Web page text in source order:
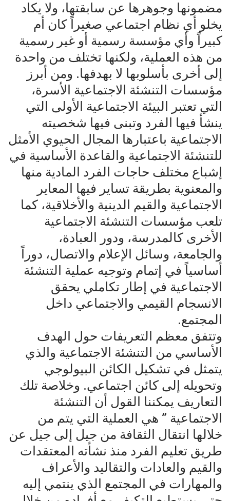
مضمونها وجوهرها عن سابقتها، ولا يكاد
يخلو أي نظام اجتماعي صغيراً كان أم
كبيراً وأي مؤسسة رسمية أو غير رسمية
من هذه العملية، ولكنها تختلف من واحدة
إلى أخرى بأسلوبها لا بهدفها. ومن أبرز
مؤسسات التنشئة الاجتماعية الأسرة،
التي تعتبر البيئة الاجتماعية الأولى التي
ينشأ فيها الفرد وتبنى فيها شخصيته
الاجتماعية باعتبارها المجال الحيوي الأمثل
للتنشئة الاجتماعية والقاعدة الأساسية في
إشباع مختلف حاجات الفرد المادية منها
والمعنوية بطريقة تساير فيها المعاير
الاجتماعية والقيم الدينية والأخلاقية، كما
تلعب مؤسسات التنشئة الاجتماعية
الأخرى كالمدرسة، ودور العبادة،
والجامعة، وسائل الإعلام والاتصال، دوراً
أساسياً في إتمام وتوجيه عملية التنشئة
الاجتماعية في إطار تكاملي يحقق
الانسجام القيمي والاجتماعي داخل
المجتمع.
وتتفق معظم التعريفات حول الهدف
الأساسي من التنشئة الاجتماعية والذي
يتمثل في تشكيل الكائن البيولوجي
وتحويله إلى كائن اجتماعي. وخلاصة تلك
التعاريف يمكننا القول أن التنشئة
الاجتماعية ” هي العملية التي يتم من
خلالها انتقال الثقافة من جيل إلى جيل عن
طريق تعليم الفرد منذ نشأته المعتقدات
والقيم والعادات والتقاليد والأعراف
والمهارات في المجتمع الذي ينتمي إليه